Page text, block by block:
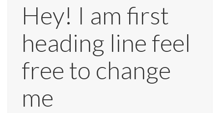
Hey! I am first
heading line feel
free to change
me